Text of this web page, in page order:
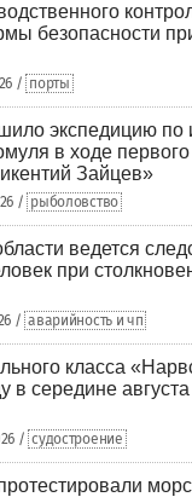
безопасности
/ порты
экспедицию по
в ходе
Зайцев»
/ рыболовство
ведется
при
/ аварийность и чп
класса
в середине
/ судостроение